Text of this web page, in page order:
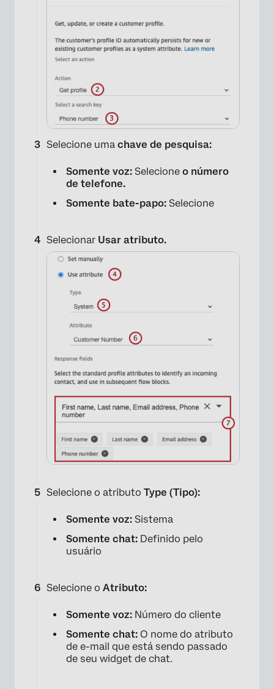
Selecione uma chave de pesquisa:
Somente voz: Selecione o número
de telefone.
Somente bate-papo: Selecione
Selecionar Usar atributo.
Selecione o atributo Type (Tipo):
Somente voz: Sistema
Somente chat: Definido pelo
usuário
Selecione o Atributo:
Somente voz: Número do cliente
Somente chat: O nome do atributo
de e-mail que está sendo passado
de seu widget de chat.